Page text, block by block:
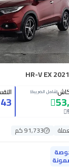
(شامل الضريبة)
91,733 كم